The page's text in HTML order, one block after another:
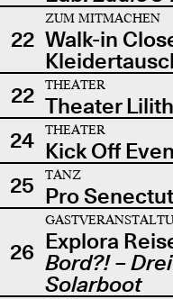
22
ZUM MITMACHEN
Walk-in
22
THEATER
Theater
24
THEATER
Kick Off
25
TANZ
Pro
26 Explora
Bord?! –
Solarboot